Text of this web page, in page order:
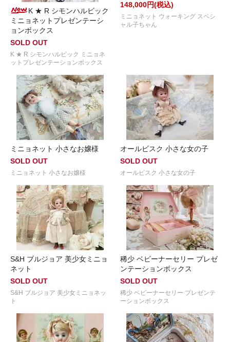
K ★ R シモンハルビック
ミニョネットプレゼンテーシ
ョンボックス
SOLD OUT
K ★ R シモンハルビック ミニョネ
ットプレゼンテーションボックス
148,000円(税込)
ミニョネット ウォーキング スペシ
ャル子ちゃん
ミニョネット 小さなお嬢様
SOLD OUT
ミニョネット 小さなお嬢様
オールビスク 小さな女の子
SOLD OUT
オールビスク 小さな女の子
S&H ブルジョア 美少女ミニョ
ネット
SOLD OUT
S&H ブルジョア 美少女ミニョネッ
ト
稀少 ベビーナーセリー プレゼ
ンテーションボックス
SOLD OUT
稀少 ベビーナーセリー プレゼンテ
ーションボックス